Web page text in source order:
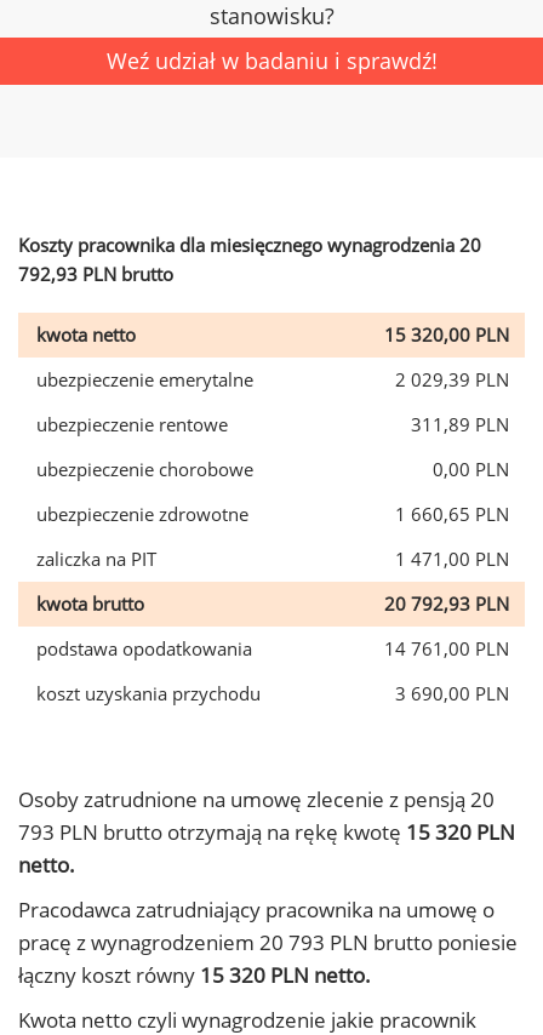
stanowisku?
Weź udział w badaniu i sprawdź!
Koszty pracownika dla miesięcznego wynagrodzenia 20
792,93 PLN brutto
kwota netto
15 320,00 PLN
ubezpieczenie emerytalne
2 029,39 PLN
ubezpieczenie rentowe
311,89 PLN
ubezpieczenie chorobowe
0,00 PLN
ubezpieczenie zdrowotne
1 660,65 PLN
zaliczka na PIT
1 471,00 PLN
kwota brutto
20 792,93 PLN
podstawa opodatkowania
14 761,00 PLN
koszt uzyskania przychodu
3 690,00 PLN
Osoby zatrudnione na umowę zlecenie z pensją 20
793 PLN brutto otrzymają na rękę kwotę 15 320 PLN
netto.
Pracodawca zatrudniający pracownika na umowę o
pracę z wynagrodzeniem 20 793 PLN brutto poniesie
łączny koszt równy 15 320 PLN netto.
Kwota netto czyli wynagrodzenie jakie pracownik